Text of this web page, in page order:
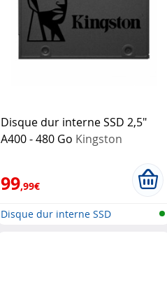
Disque dur interne SSD 2,5"
A400 - 480 Go Kingston
99,99€
Disque dur interne SSD